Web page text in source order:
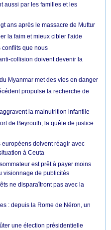
aussi par les familles et les
ans après le massacre de Muttur
la faim et mieux cibler l'aide
conflits que nous
collision doivent devenir la
Myanmar met des vies en danger
propulse la recherche de
la malnutrition infantile
de Beyrouth, la quête de justice
européens doivent réagir avec
à Ceuta
est prêt à payer moins
visionnage de publicités
ne disparaîtront pas avec la
: depuis la Rome de Néron, un
une élection présidentielle